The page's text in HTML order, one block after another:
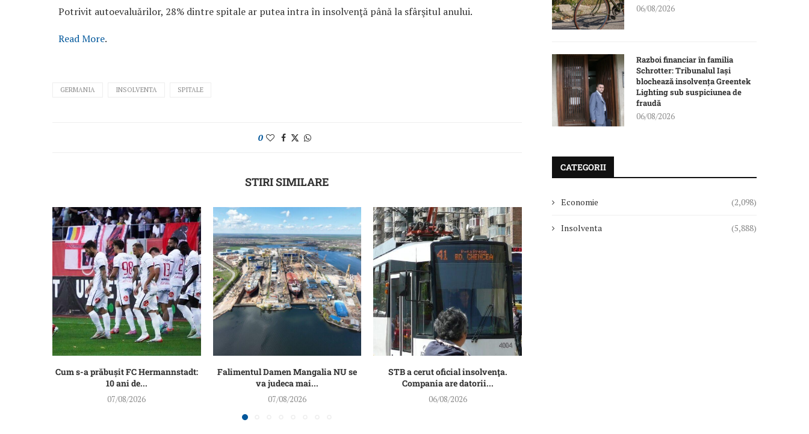
Potrivit autoevaluărilor, 28% dintre spitale ar putea intra în insolvenţă până la sfârşitul anului.
Read More.
GERMANIA INSOLVENTA SPITALE
0
STIRI SIMILARE
Cum s-a prăbușit FC Hermannstadt:
10 ani de...
07/08/2026
Falimentul Damen Mangalia NU se
va judeca mai...
07/08/2026
STB a cerut oficial insolvenţa.
Compania are datorii...
06/08/2026
06/08/2026
Razboi financiar în familia
Schrotter: Tribunalul Iași
blochează insolvența Greentek
Lighting sub suspiciunea de
fraudă
06/08/2026
CATEGORII
Economie (2,098)
Insolventa (5,888)